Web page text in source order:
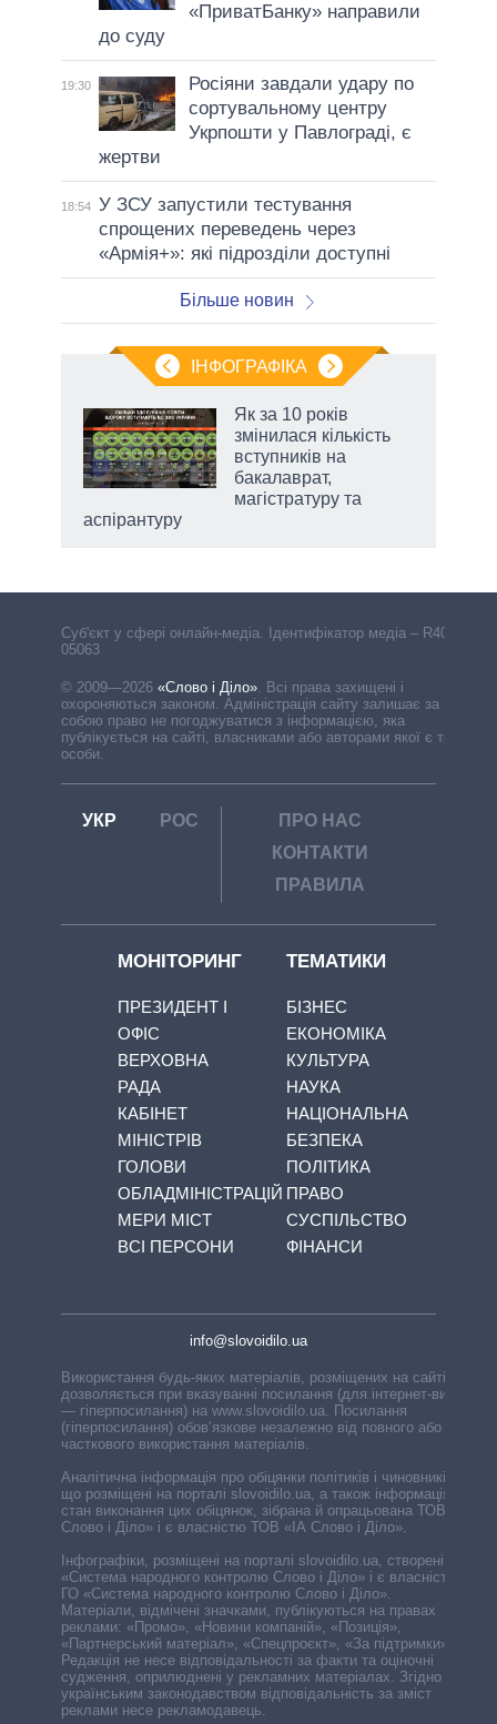
«ПриватБанку» направили
до суду
19:30
Росіяни завдали удару по
сортувальному центру
Укрпошти у Павлограді, є
жертви
18:54 У ЗСУ запустили тестування
спрощених переведень через
«Армія+»: які підрозділи доступні
Більше новин
ІНФОГРАФІКА
Як за 10 років
змінилася кількість
вступників на
бакалаврат,
магістратуру та
аспірантуру
Cуб'єкт у сфері онлайн-медіа. Ідентифікатор медіа – R40-
05063
© 2009—2026 «Слово і Діло». Всі права захищені і
охороняються законом. Адміністрація сайту залишає за
собою право не погоджуватися з інформацією, яка
публікується на сайті, власниками або авторами якої є треті
особи.
УКР РОС
ПРО НАС
КОНТАКТИ
ПРАВИЛА
МОНІТОРИНГ
ПРЕЗИДЕНТ І
ОФІС
ВЕРХОВНА
РАДА
КАБІНЕТ
МІНІСТРІВ
ГОЛОВИ
ОБЛАДМІНІСТРАЦІЙ
МЕРИ МІСТ
ВСІ ПЕРСОНИ
ТЕМАТИКИ
БІЗНЕС
ЕКОНОМІКА
КУЛЬТУРА
НАУКА
НАЦІОНАЛЬНА
БЕЗПЕКА
ПОЛІТИКА
ПРАВО
СУСПІЛЬСТВО
ФІНАНСИ
info@slovoidilo.ua
Використання будь-яких матеріалів, розміщених на сайті,
дозволяється при вказуванні посилання (для інтернет-видань
— гіперпосилання) на www.slovoidilo.ua. Посилання
(гіперпосилання) обов’язкове незалежно від повного або
часткового використання матеріалів.
Аналітична інформація про обіцянки політиків і чиновників,
що розміщені на порталі slovoidilo.ua, а також інформація про
стан виконання цих обіцянок, зібрана й опрацьована ТОВ «ІА
Слово і Діло» і є власністю ТОВ «ІА Слово і Діло».
Інфографіки, розміщені на порталі slovoidilo.ua, створені ГО
«Система народного контролю Слово і Діло» і є власністю
ГО «Система народного контролю Слово і Діло».
Матеріали, відмічені значками, публікуються на правах
реклами: «Промо», «Новини компаній», «Позиція»,
«Партнерський матеріал», «Спецпроєкт», «За підтримки».
Редакція не несе відповідальності за факти та оціночні
судження, оприлюднені у рекламних матеріалах. Згідно з
українським законодавством відповідальність за зміст
реклами несе рекламодавець.